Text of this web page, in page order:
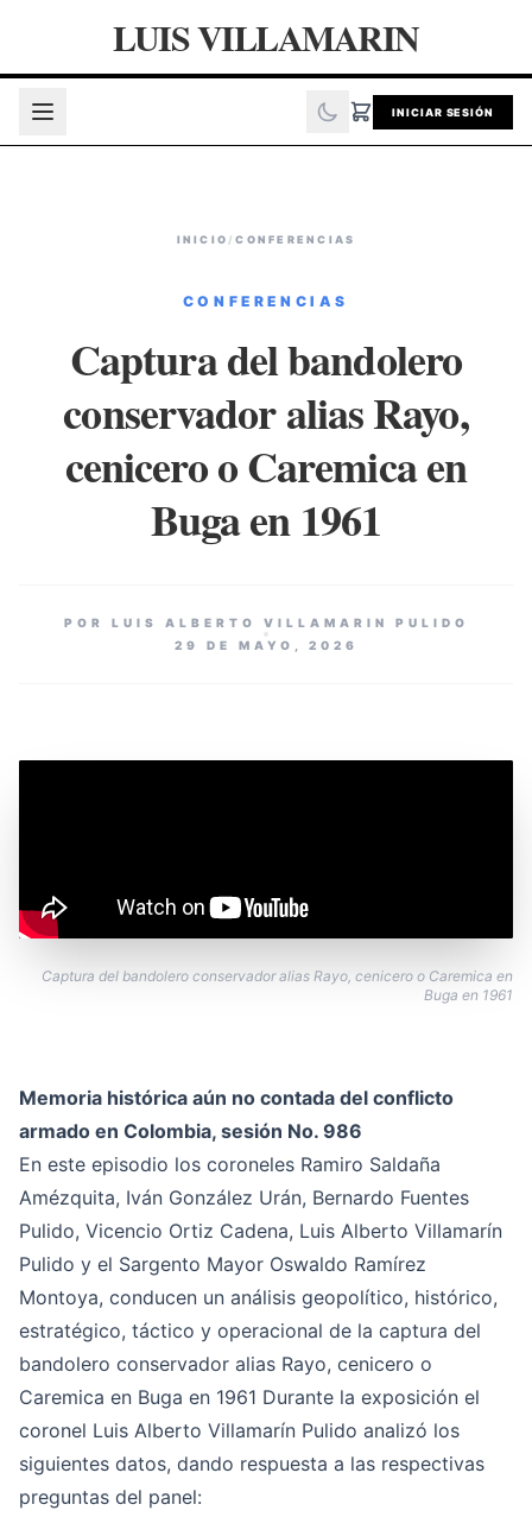
LUIS VILLAMARIN
INICIAR SESIÓN
INICIO /CONFERENCIAS
CONFERENCIAS
Captura del bandolero
conservador alias Rayo,
cenicero o Caremica en
Buga en 1961
POR LUIS ALBERTO VILLAMARIN PULIDO
29 DE MAYO, 2026
Captura del bandolero conservador alias Rayo, cenicero o Caremica en
Buga en 1961
Memoria histórica aún no contada del conflicto
armado en Colombia, sesión No. 986
En este episodio los coroneles Ramiro Saldaña
Amézquita, Iván González Urán, Bernardo Fuentes
Pulido, Vicencio Ortiz Cadena, Luis Alberto Villamarín
Pulido y el Sargento Mayor Oswaldo Ramírez
Montoya, conducen un análisis geopolítico, histórico,
estratégico, táctico y operacional de la captura del
bandolero conservador alias Rayo, cenicero o
Caremica en Buga en 1961 Durante la exposición el
coronel Luis Alberto Villamarín Pulido analizó los
siguientes datos, dando respuesta a las respectivas
preguntas del panel: